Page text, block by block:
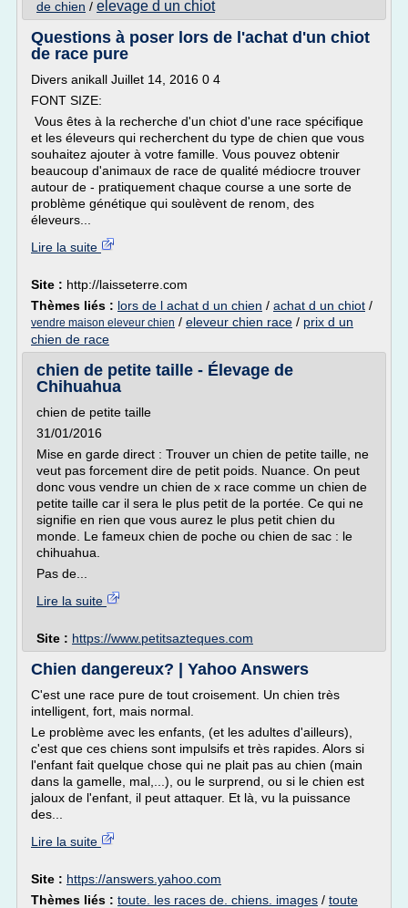
de chien / elevage d un chiot
Questions à poser lors de l'achat d'un chiot
de race pure
Divers anikall Juillet 14, 2016 0 4
FONT SIZE:
Vous êtes à la recherche d'un chiot d'une race spécifique
et les éleveurs qui recherchent du type de chien que vous
souhaitez ajouter à votre famille. Vous pouvez obtenir
beaucoup d'animaux de race de qualité médiocre trouver
autour de - pratiquement chaque course a une sorte de
problème génétique qui soulèvent de renom, des
éleveurs...
Lire la suite
Site : http://laisseterre.com
Thèmes liés : lors de l achat d un chien / achat d un chiot /
vendre maison eleveur chien / eleveur chien race / prix d un
chien de race
chien de petite taille - Élevage de
Chihuahua
chien de petite taille
31/01/2016
Mise en garde direct : Trouver un chien de petite taille, ne
veut pas forcement dire de petit poids. Nuance. On peut
donc vous vendre un chien de x race comme un chien de
petite taille car il sera le plus petit de la portée. Ce qui ne
signifie en rien que vous aurez le plus petit chien du
monde. Le fameux chien de poche ou chien de sac : le
chihuahua.
Pas de...
Lire la suite
Site : https://www.petitsazteques.com
Chien dangereux? | Yahoo Answers
C'est une race pure de tout croisement. Un chien très
intelligent, fort, mais normal.
Le problème avec les enfants, (et les adultes d'ailleurs),
c'est que ces chiens sont impulsifs et très rapides. Alors si
l'enfant fait quelque chose qui ne plait pas au chien (main
dans la gamelle, mal,...), ou le surprend, ou si le chien est
jaloux de l'enfant, il peut attaquer. Et là, vu la puissance
des...
Lire la suite
Site : https://answers.yahoo.com
Thèmes liés : toute. les races de. chiens. images / toute